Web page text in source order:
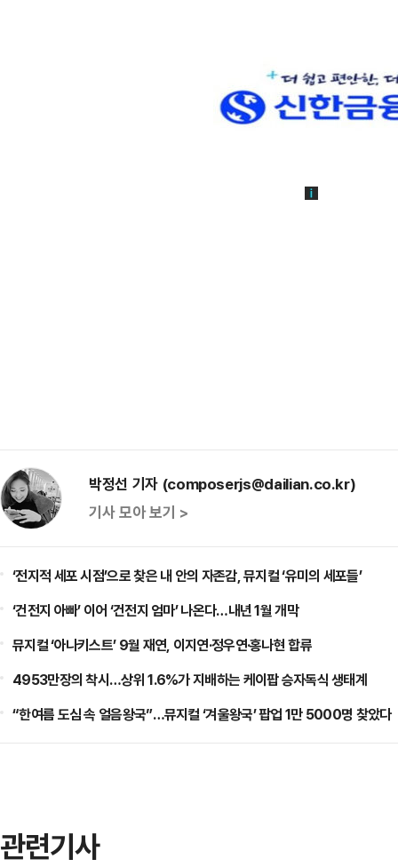
박정선 기자 (composerjs@dailian.co.kr)
기사 모아 보기 >
‘전지적 세포 시점’으로 찾은 내 안의 자존감, 뮤지컬 ‘유미의 세포들’
‘건전지 아빠’ 이어 ‘건전지 엄마’ 나온다…내년 1월 개막
뮤지컬 ‘아나키스트’ 9월 재연, 이지연·정우연·홍나현 합류
4953만장의 착시…상위 1.6%가 지배하는 케이팝 승자독식 생태계
“한여름 도심 속 얼음왕국”…뮤지컬 ‘겨울왕국’ 팝업 1만 5000명 찾았다
관련기사